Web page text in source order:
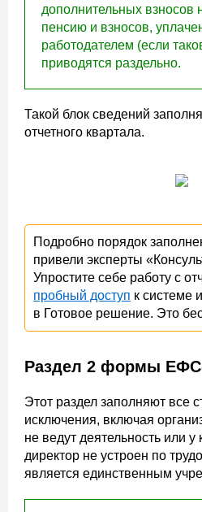
дополнительных взносов
пенсию и взносов,
работодателем (если
приводятся раздельно.
Такой блок сведений
отчетного квартала.
Подробно порядок
привели эксперты
Упростите себе работу с
пробный доступ к системе
в Готовое решение. Это
Раздел 2 формы
Этот раздел заполняют все
исключения, включая
не ведут деятельность или
директор не устроен по
является единственным